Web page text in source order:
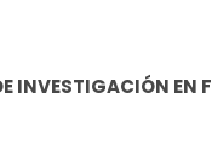
INVESTIGACIÓN EN